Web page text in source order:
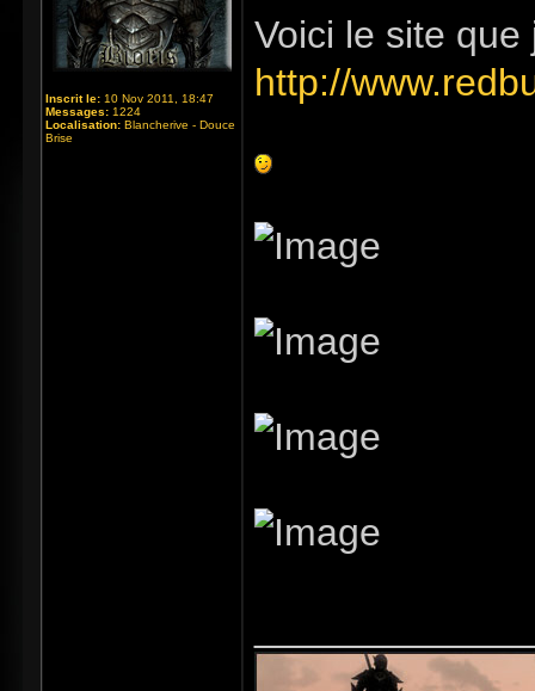
Inscrit le: 10 Nov 2011, 18:47
Messages: 1224
Localisation: Blancherive - Douce
Brise
Voici le site que
http://